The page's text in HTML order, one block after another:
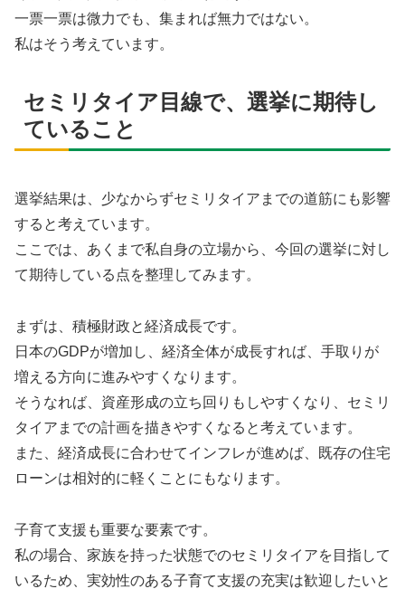
一票一票は微力でも、集まれば無力ではない。
私はそう考えています。
セミリタイア目線で、選挙に期待し
ていること
選挙結果は、少なからずセミリタイアまでの道筋にも影響
すると考えています。
ここでは、あくまで私自身の立場から、今回の選挙に対し
て期待している点を整理してみます。
まずは、積極財政と経済成長です。
日本のGDPが増加し、経済全体が成長すれば、手取りが
増える方向に進みやすくなります。
そうなれば、資産形成の立ち回りもしやすくなり、セミリ
タイアまでの計画を描きやすくなると考えています。
また、経済成長に合わせてインフレが進めば、既存の住宅
ローンは相対的に軽くことにもなります。
子育て支援も重要な要素です。
私の場合、家族を持った状態でのセミリタイアを目指して
いるため、実効性のある子育て支援の充実は歓迎したいと